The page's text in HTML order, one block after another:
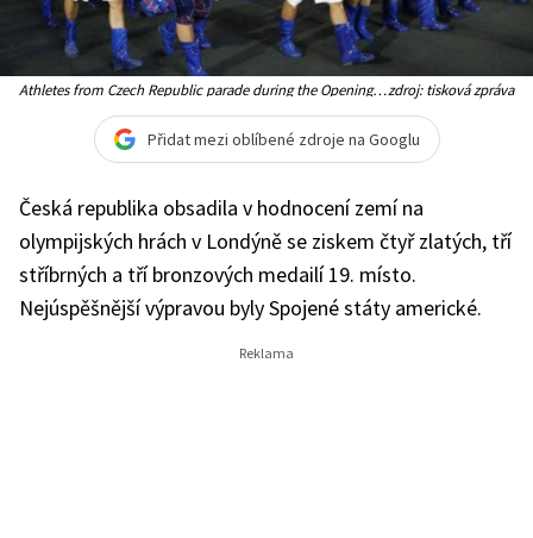
Athletes from Czech Republic parade during the Opening
2012, in London. (AP Photo/Matt Dunham)
zdroj: tisková zpráva
Přidat mezi oblíbené zdroje na Googlu
Česká republika obsadila v hodnocení zemí na
olympijských hrách v Londýně se ziskem čtyř zlatých, tří
stříbrných a tří bronzových medailí 19. místo.
Nejúspěšnější výpravou byly Spojené státy americké.